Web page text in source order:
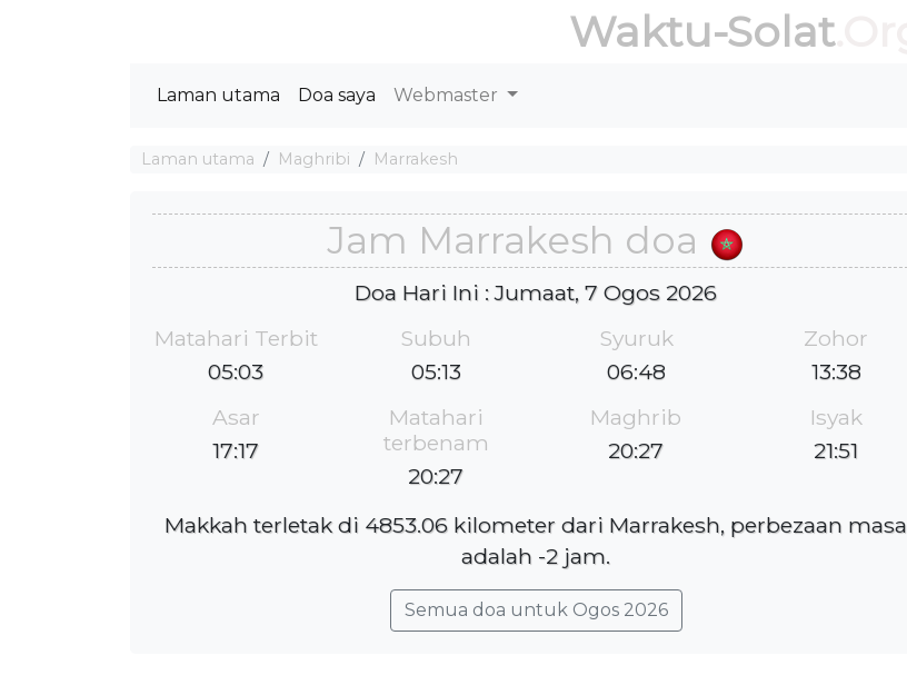
Waktu-Solat.Org
Laman utama Doa saya Webmaster
Laman utama Maghribi Marrakesh
Jam Marrakesh doa
Doa Hari Ini : Jumaat, 7 Ogos 2026
Matahari Terbit
05:03
Subuh
05:13
Syuruk
06:48
Zohor
13:38
Asar
17:17
Matahari
terbenam
20:27
Maghrib
20:27
Isyak
21:51
Makkah terletak di 4853.06 kilometer dari Marrakesh, perbezaan masa
adalah -2 jam.
Semua doa untuk Ogos 2026